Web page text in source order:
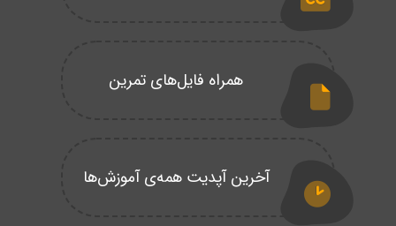
همراه فایل‌های تمرین
آخرین آپدیت همه‌ی آموزش‌ها